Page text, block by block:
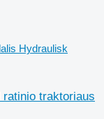
Hydraulisk
traktoriaus